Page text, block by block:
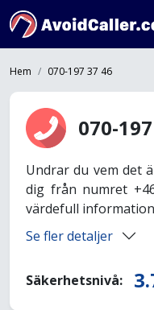
Hem 070-197 37 46
070-
Undrar du vem det
dig från numret
värdefull
Se fler detaljer
Säkerhetsnivå: